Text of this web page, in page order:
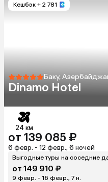
Кешбэк + 2 781
Баку,
Dinamo Hotel
24 км
от 139 085 ₽
6 февр. - 12 февр., 6 ночей
Выгодные туры на соседние
от 149 910 ₽
9 февр. - 16 февр., 7 н.